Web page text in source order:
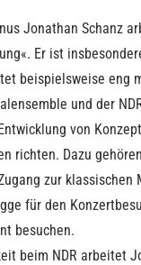
Jonathan Schanz
Er ist
beispielsweise eng
und der
von
richten. Dazu
zur
für den
besuchen.
beim NDR arbeitet